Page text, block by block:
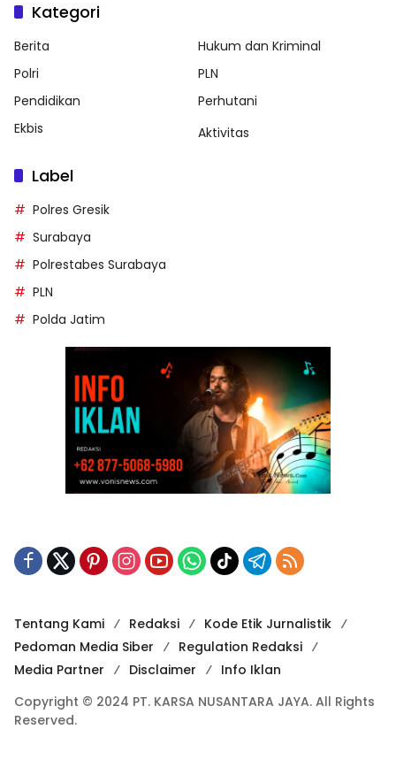
Kategori
Berita
Hukum dan Kriminal
Polri
PLN
Pendidikan
Perhutani
Ekbis
Aktivitas
Label
Polres Gresik
Surabaya
Polrestabes Surabaya
PLN
Polda Jatim
Tentang Kami Redaksi
Kode Etik Jurnalistik
Pedoman Media Siber
Regulation Redaksi
Media Partner
Disclaimer
Info Iklan
Copyright © 2024 PT. KARSA NUSANTARA JAYA. All Rights
Reserved.